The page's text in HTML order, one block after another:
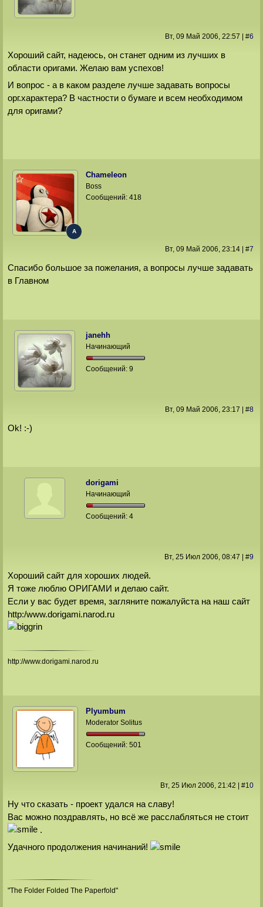
Вт, 09 Май 2006, 22:57 #6
Хороший сайт, надеюсь, он станет одним из лучших в
области оригами. Желаю вам успехов!
И вопрос - а в каком разделе лучше задавать вопросы
орг.характера? В частности о бумаге и всем необходимом
для оригами?
Chameleon
A
Boss
Сообщений:418
Вт, 09 Май 2006, 23:14| #7
Спасибо большое за пожелания, а вопросы лучше задавать
в Главном
janehh
Начинающий
Сообщений:9
Вт, 09 Май 2006, 23:17 #8
Ok! :-)
dorigami
Начинающий
Сообщений:4
Вт, 25 Июл 2006, 08:47 #9
Хороший сайт для хороших людей.
Я тоже люблю ОРИГАМИ и делаю сайт.
Если у вас будет время, загляните пожалуйста на наш сайт
http:/www.dorigami.narod.ru
http://www.dorigami.narod.ru
Plyumbum
Moderator Solitus
Сообщений:501
Вт, 25 Июл 2006, 21:42 #10
Ну что сказать - проект удался на славу!
Вас можно поздравлять, но всё же расслабляться не стоит
.
Удачного продолжения начинаний!
"The Folder Folded The Paperfold"